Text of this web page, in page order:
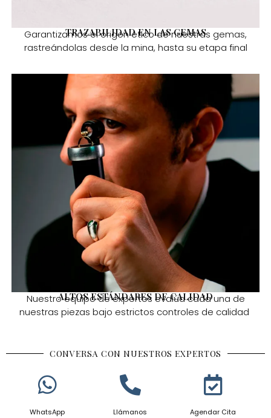
TRAZABILIDAD EN LAS GEMAS
Garantizamos el origen ético de nuestras gemas,
rastreándolas desde la mina, hasta su etapa final
ALTOS ESTÁNDARES DE CALIDAD
Nuestro equipo de expertos evalúa cada una de
nuestras piezas bajo estrictos controles de calidad
CONVERSA CON NUESTROS EXPERTOS
WhatsApp Llámanos Agendar Cita